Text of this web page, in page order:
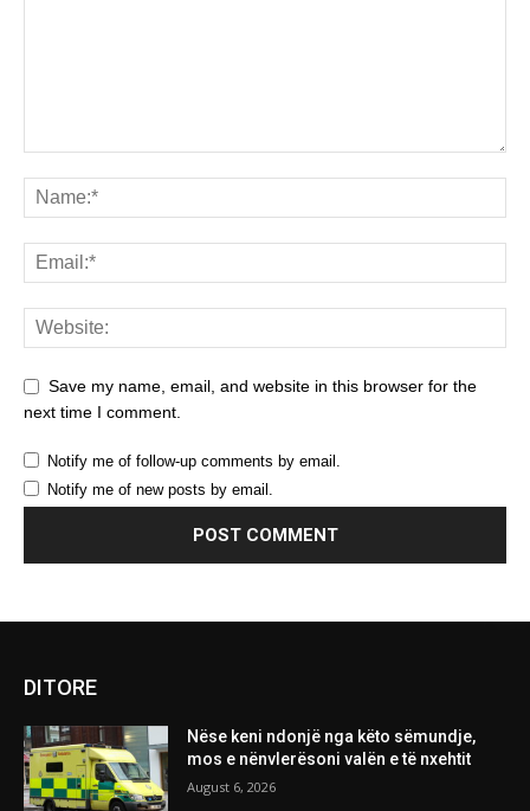
Save my name, email, and website in this browser for the
next time I comment.
Notify me of follow-up comments by email.
Notify me of new posts by email.
DITORE
Nëse keni ndonjë nga këto sëmundje,
mos e nënvlerësoni valën e të nxehtit
August 6, 2026